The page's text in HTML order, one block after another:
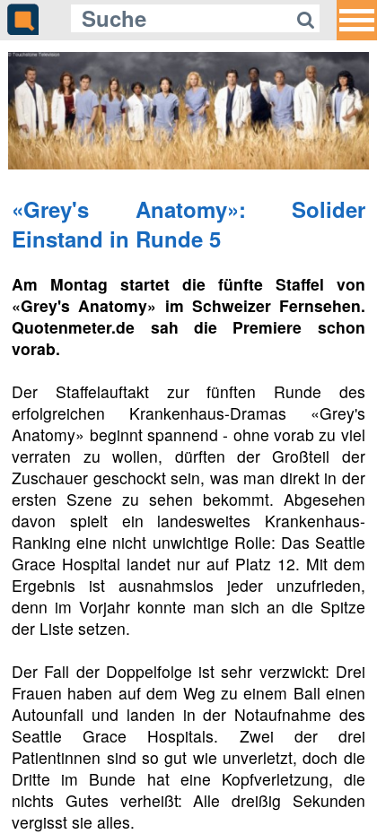
«Grey's Anatomy»: Solider
Einstand in Runde 5
Am Montag startet die fünfte Staffel von
«Grey's Anatomy» im Schweizer Fernsehen.
Quotenmeter.de sah die Premiere schon
vorab.
Der Staffelauftakt zur fünften Runde des
erfolgreichen Krankenhaus-Dramas «Grey's
Anatomy» beginnt spannend - ohne vorab zu viel
verraten zu wollen, dürften der Großteil der
Zuschauer geschockt sein, was man direkt in der
ersten Szene zu sehen bekommt. Abgesehen
davon spielt ein landesweites Krankenhaus-
Ranking eine nicht unwichtige Rolle: Das Seattle
Grace Hospital landet nur auf Platz 12. Mit dem
Ergebnis ist ausnahmslos jeder unzufrieden,
denn im Vorjahr konnte man sich an die Spitze
der Liste setzen.
Der Fall der Doppelfolge ist sehr verzwickt: Drei
Frauen haben auf dem Weg zu einem Ball einen
Autounfall und landen in der Notaufnahme des
Seattle Grace Hospitals. Zwei der drei
Patientinnen sind so gut wie unverletzt, doch die
Dritte im Bunde hat eine Kopfverletzung, die
nichts Gutes verheißt: Alle dreißig Sekunden
vergisst sie alles.